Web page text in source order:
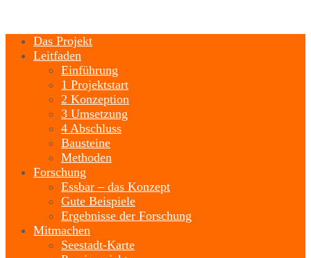
Das Projekt
Leitfaden
Einführung
1 Projektstart
2 Konzeption
3 Umsetzung
4 Abschluss
Bausteine
Methoden
Forschung
Essbar – das Konzept
Gute Beispiele
Ergebnisse der Forschung
Mitmachen
Seestadt-Karte